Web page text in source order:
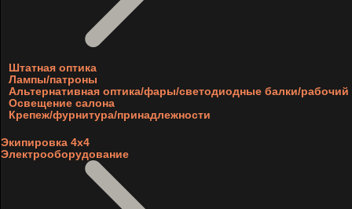
Штатная оптика
Лампы/патроны
Альтернативная оптика/фары/светодиодные балки/рабочий
Освещение салона
Крепеж/фурнитура/принадлежности
Экипировка 4х4
Электрооборудование